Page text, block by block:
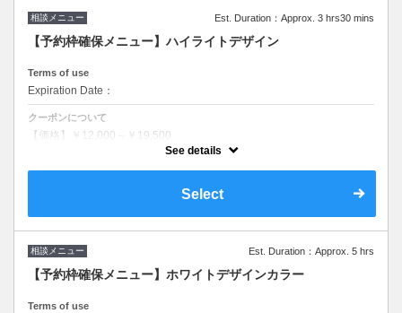
相談メニュー Est. Duration：Approx. 3 hrs30 mins
【予約枠確保メニュー】ハイライトデザイン
Terms of use
Expiration Date：
クーポンについて
【価格】￥12,000～￥19,500
ダメージレスなブリーチとは？
See details
Select
相談メニュー Est. Duration：Approx. 5 hrs
【予約枠確保メニュー】ホワイトデザインカラー
Terms of use